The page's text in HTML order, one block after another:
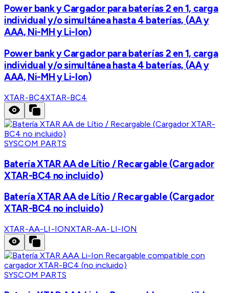
Power bank y Cargador para baterías 2 en 1, carga
individual y/o simultánea hasta 4 baterías, (AA y
AAA, Ni-MH y Li-Ion)
Power bank y Cargador para baterías 2 en 1, carga
individual y/o simultánea hasta 4 baterías, (AA y
AAA, Ni-MH y Li-Ion)
XTAR-BC4XTAR-BC4
SYSCOM PARTS
Batería XTAR AA de Lítio / Recargable (Cargador
XTAR-BC4 no incluido)
Batería XTAR AA de Lítio / Recargable (Cargador
XTAR-BC4 no incluido)
XTAR-AA-LI-IONXTAR-AA-LI-ION
SYSCOM PARTS